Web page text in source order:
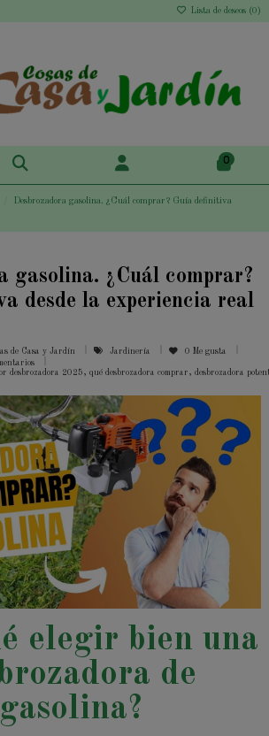
Lista de deseos (0 )
0
Desbrozadora gasolina. ¿Cuál comprar? Guía definitiva
gasolina. ¿Cuál comprar?
desde la experiencia real
de Casa y Jardín Jardinería 0
Me gusta
desbrozadora 2025, qué desbrozadora comprar, desbrozadora
elegir bien una
de
gasolina?